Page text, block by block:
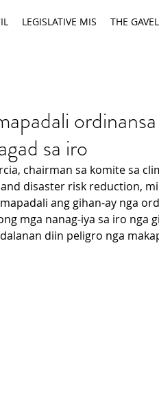
LEGISLATIVE MIS THE GAVEL
sa iro
chairman sa komite sa
disaster risk reduction,
ang gihan-ay nga
mga nanag-iya sa iro nga
diin peligro nga